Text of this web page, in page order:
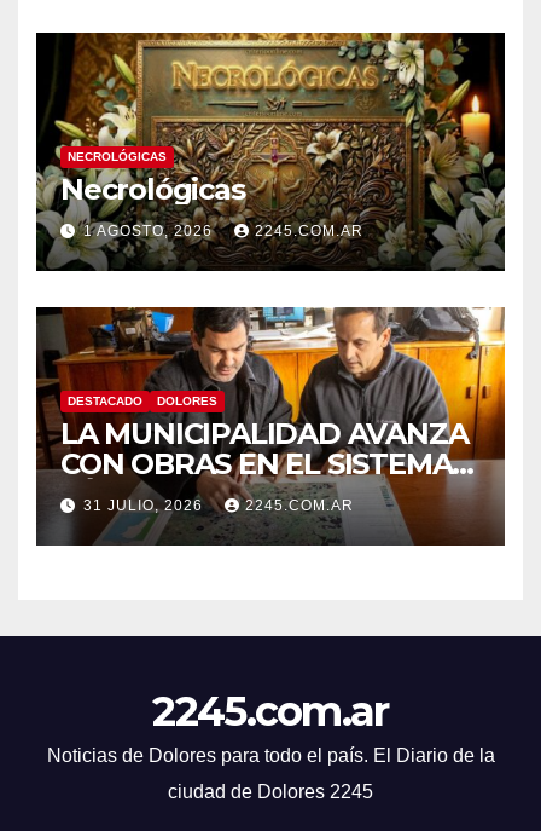
NECROLÓGICAS
Necrológicas
1 AGOSTO, 2026 2245.COM.AR
DESTACADO DOLORES
LA MUNICIPALIDAD AVANZA
CON OBRAS EN EL SISTEMA
HÍDRICO DE DOLORES
31 JULIO, 2026 2245.COM.AR
2245.com.ar
Noticias de Dolores para todo el país. El Diario de la
ciudad de Dolores 2245